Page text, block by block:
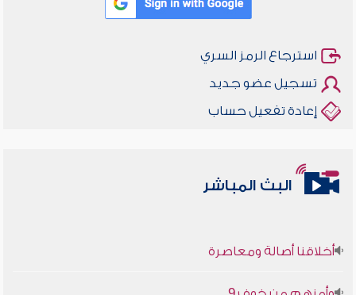
استرجاع الرمز السري
تسجيل عضو جديد
إعادة تفعيل حساب
البث المباشر
أخلاقنا أصالة ومعاصرة
وأمنهم من خوف 9